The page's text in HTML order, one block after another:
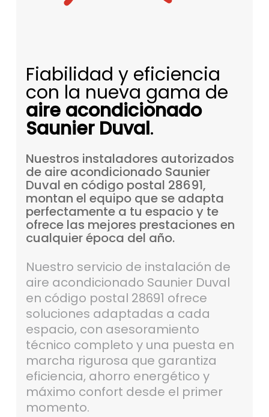
Fiabilidad y eficiencia
con la nueva gama de
aire acondicionado
Saunier Duval.
Nuestros instaladores autorizados
de aire acondicionado Saunier
Duval en código postal 28691,
montan el equipo que se adapta
perfectamente a tu espacioy te
ofrece las mejores prestaciones en
cualquierépoca del año.
Nuestro servicio de instalación de
aire acondicionado Saunier Duval
en código postal 28691 ofrece
soluciones adaptadas a cada
espacio, con asesoramiento
técnico completo y una puesta en
marcha rigurosa que garantiza
eficiencia, ahorro energético y
máximo confort desde el primer
momento.